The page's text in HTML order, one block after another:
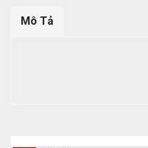
Mô Tả